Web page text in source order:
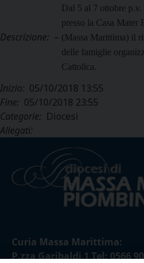
Descrizione: –
Dal 5 al 7 ottobre p.v.
presso la Casa Mater
(Massa Marittima) il
delle famiglie
Cattolica.
Inizio: 05/10/2018 13:55
Fine: 05/10/2018 23:55
Categorie: Diocesi
Allegati:
Curia Massa Marittima:
P.zza Garibaldi 1 Tel: 0566